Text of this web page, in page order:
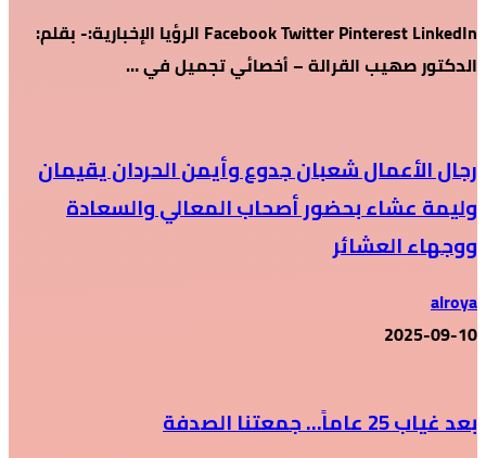
Facebook Twitter Pinterest LinkedIn الرؤيا الإخبارية:- بقلم:
الدكتور صهيب القرالة – أخصائي تجميل في …
رجال الأعمال شعبان جدوع وأيمن الحردان يقيمان
وليمة عشاء بحضور أصحاب المعالي والسعادة
ووجهاء العشائر
alroya
2025-09-10
بعد غياب 25 عاماً… جمعتنا الصدفة